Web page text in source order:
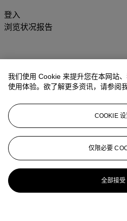
登入
浏览状况报告
我们使用 Cookie 来提升您在本网站
使用体验。欲了解更多资讯，请参阅
COOKIE 设
仅限必要
全部接受